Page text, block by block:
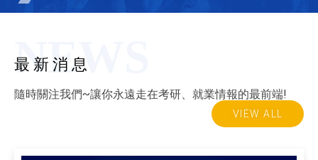
NEWS
最新消息
隨時關注我們~讓你永遠走在考研、就業情報的最前端!
VIEW ALL